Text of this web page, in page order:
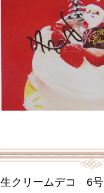
生クリームデコ 6号